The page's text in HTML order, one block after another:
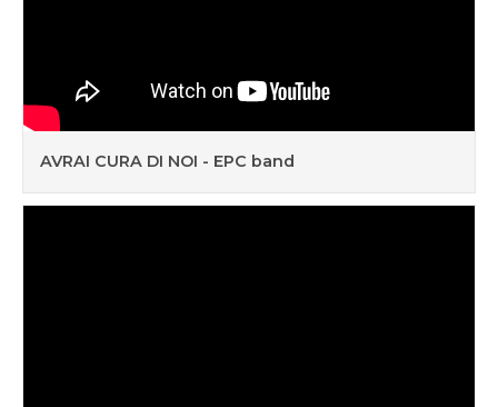
AVRAI CURA DI NOI - EPC band